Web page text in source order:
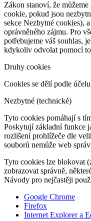
Zákon stanoví, že
cookie, pokud jsou
sekce Nezbytné cookies),
oprávněného zájmu. Pro
potřebujeme váš souhlas,
kdykoliv odvolat pomocí
Druhy cookies
Cookies se dělí podle
Nezbytné (technické)
Tyto cookies pomáhají s
Poskytují základní funkce
rozlišení prohlížeče dle
souborů nemůže web
Tyto cookies lze blokovat
zobrazovat správně,
Návody pro nejčastěji
Google Chrome
Firefox
Internet Explorer a